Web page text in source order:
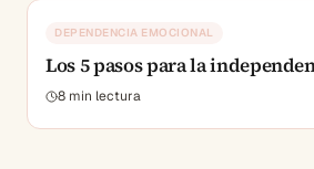
DEPENDENCIA EMOCIONAL
Los 5 pasos para la
8 min lectura